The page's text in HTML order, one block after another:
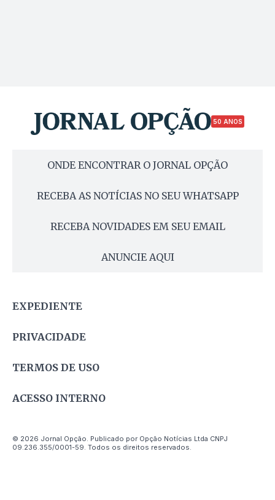
50 ANOS
ONDE ENCONTRAR O JORNAL OPÇÃO
RECEBA AS NOTÍCIAS NO SEU WHATSAPP
RECEBA NOVIDADES EM SEU EMAIL
ANUNCIE AQUI
EXPEDIENTE
PRIVACIDADE
TERMOS DE USO
ACESSO INTERNO
© 2026 Jornal Opção. Publicado por Opção Notícias Ltda CNPJ
09.236.355/0001-59. Todos os direitos reservados.